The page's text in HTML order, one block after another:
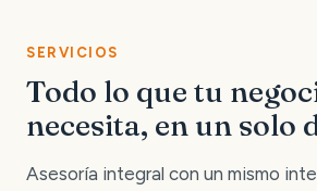
SERVICIOS
Todo lo que tu
necesita, en un solo
Asesoría integral con un mismo